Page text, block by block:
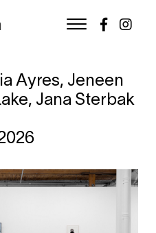
Ayres, Jeneen
Jana Sterbak